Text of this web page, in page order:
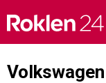
content